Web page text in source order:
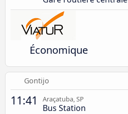
Économique
Gontijo
11:41 Araçatuba, SP
Bus Station